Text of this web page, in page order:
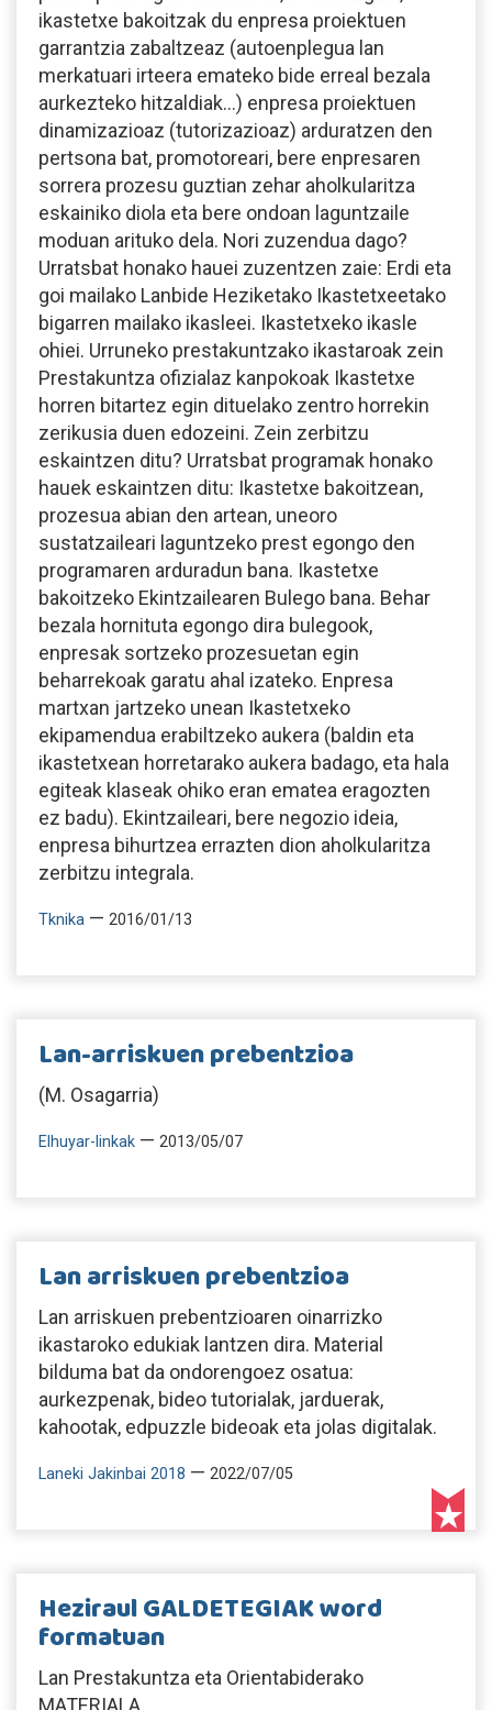
ikastetxe bakoitzak du enpresa proiektuen
garrantzia zabaltzeaz (autoenplegua lan
merkatuari irteera emateko bide erreal bezala
aurkezteko hitzaldiak…) enpresa proiektuen
dinamizazioaz (tutorizazioaz) arduratzen den
pertsona bat, promotoreari, bere enpresaren
sorrera prozesu guztian zehar aholkularitza
eskainiko diola eta bere ondoan laguntzaile
moduan arituko dela. Nori zuzendua dago?
Urratsbat honako hauei zuzentzen zaie: Erdi eta
goi mailako Lanbide Heziketako Ikastetxeetako
bigarren mailako ikasleei. Ikastetxeko ikasle
ohiei. Urruneko prestakuntzako ikastaroak zein
Prestakuntza ofizialaz kanpokoak Ikastetxe
horren bitartez egin dituelako zentro horrekin
zerikusia duen edozeini. Zein zerbitzu
eskaintzen ditu? Urratsbat programak honako
hauek eskaintzen ditu: Ikastetxe bakoitzean,
prozesua abian den artean, uneoro
sustatzaileari laguntzeko prest egongo den
programaren arduradun bana. Ikastetxe
bakoitzeko Ekintzailearen Bulego bana. Behar
bezala hornituta egongo dira bulegook,
enpresak sortzeko prozesuetan egin
beharrekoak garatu ahal izateko. Enpresa
martxan jartzeko unean Ikastetxeko
ekipamendua erabiltzeko aukera (baldin eta
ikastetxean horretarako aukera badago, eta hala
egiteak klaseak ohiko eran ematea eragozten
ez badu). Ekintzaileari, bere negozio ideia,
enpresa bihurtzea errazten dion aholkularitza
zerbitzu integrala.
Tknika — 2016/01/13
Lan-arriskuen prebentzioa
(M. Osagarria)
Elhuyar-linkak — 2013/05/07
Lan arriskuen prebentzioa
Lan arriskuen prebentzioaren oinarrizko
ikastaroko edukiak lantzen dira. Material
bilduma bat da ondorengoez osatua:
aurkezpenak, bideo tutorialak, jarduerak,
kahootak, edpuzzle bideoak eta jolas digitalak.
Laneki Jakinbai 2018 — 2022/07/05
Heziraul GALDETEGIAK word
formatuan
Lan Prestakuntza eta Orientabiderako
MATERIALA